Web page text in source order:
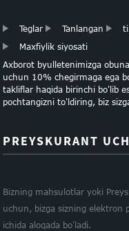
Teglar Tanlangan til
Maxfiylik siyosati
Axborot byulletenimizga
uchun 10% chegirmaga ega
takliflar haqida birinchi bo'lib
pochtangizni to'ldiring, biz
PREYSKURANT
Bizning mahsulotlar yoki
uchun, bizga sizning elektron
ichida aloqada bo'ladi.